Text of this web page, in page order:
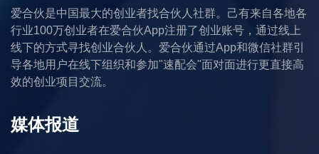
爱合伙是中国最大的创业者找合伙人社群。己有来自各地各
行业100万创业者在爱合伙App注册了创业账号，通过线上
线下的方式寻找创业合伙人。爱合伙通过App和微信社群引
导各地用户在线下组织和参加"速配会"面对面进行更直接高
效的创业项目交流。
媒体报道